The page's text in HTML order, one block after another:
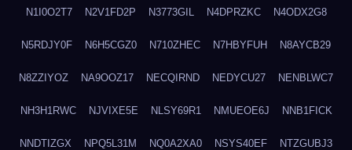
N1I0O2T7 N2V1FD2P N3773GIL N4DPRZKC N4ODX2G8
N5RDJY0F N6H5CGZ0 N710ZHEC N7HBYFUH N8AYCB29
N8ZZIYOZ NA9OOZ17 NECQIRND NEDYCU27 NENBLWC7
NH3H1RWC NJVIXE5E NLSY69R1 NMUEOE6J NNB1FICK
NNDTIZGX NPQ5L31M NQ0A2XA0 NSYS40EF NTZGUBJ3